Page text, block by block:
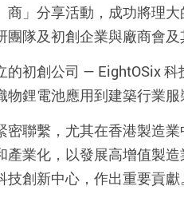
」分享活動，成功將理
隊及初創企業與廠商會及
初創公司 — EightOSix
鋰電池應用到建築行業服
聯繫，尤其在香港製造
業化，以發展高增值製
創新中心，作出重要貢獻。